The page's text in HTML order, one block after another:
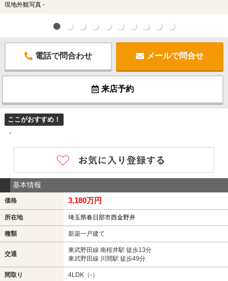
現地外観写真 -
電話で問合わせ メールで問合せ
来店予約
ここがおすすめ！
-
基本情報
価格 3,180万円
所在地 埼玉県春日部市西金野井
種類 新築一戸建て
交通
東武野田線 南桜井駅 徒歩13分
東武野田線 川間駅 徒歩49分
間取り 4LDK（-）